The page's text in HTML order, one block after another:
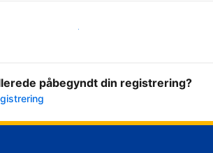
Kom i gang med det samme
påbegyndt din registrering?